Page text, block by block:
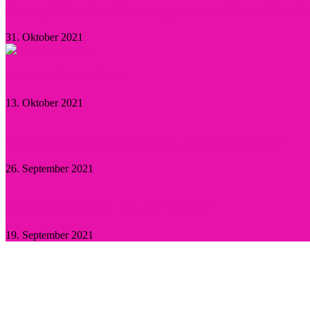
31. Oktober 2021
13. Oktober 2021
26. September 2021
19. September 2021